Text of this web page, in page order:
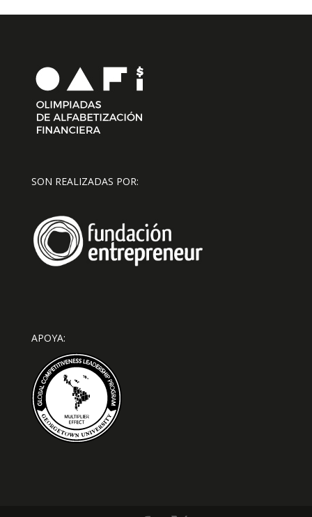
SON REALIZADAS POR:
APOYA: